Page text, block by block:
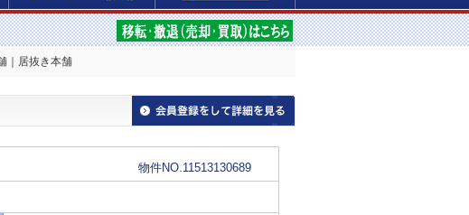
居抜き本舗
物件NO.11513130689